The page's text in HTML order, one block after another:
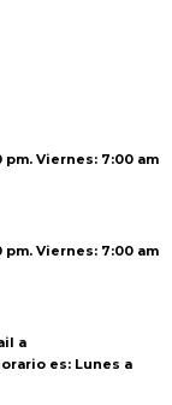
pm. Viernes: 7:00 am
pm. Viernes: 7:00 am
a
es: Lunes a